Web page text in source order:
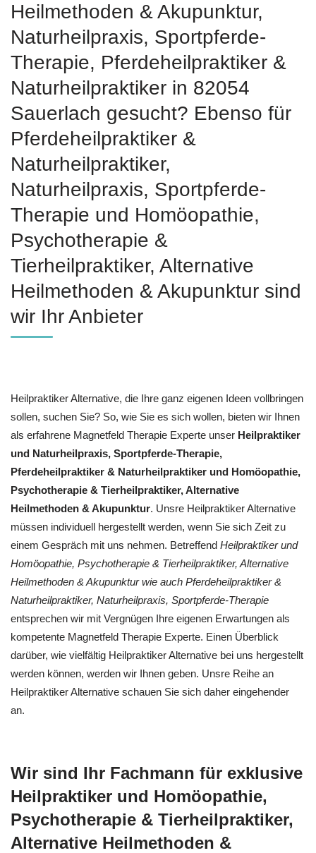
Heilmethoden & Akupunktur,
Naturheilpraxis, Sportpferde-
Therapie, Pferdeheilpraktiker &
Naturheilpraktiker in 82054
Sauerlach gesucht? Ebenso für
Pferdeheilpraktiker &
Naturheilpraktiker,
Naturheilpraxis, Sportpferde-
Therapie und ‎Homöopathie,
‎Psychotherapie &
‎Tierheilpraktiker, Alternative
Heilmethoden & Akupunktur sind
wir Ihr Anbieter
Heilpraktiker Alternative, die Ihre ganz eigenen Ideen vollbringen
sollen, suchen Sie? So, wie Sie es sich wollen, bieten wir Ihnen
als erfahrene Magnetfeld Therapie Experte unser Heilpraktiker
und Naturheilpraxis, Sportpferde-Therapie,
Pferdeheilpraktiker & Naturheilpraktiker und ‎Homöopathie,
‎Psychotherapie & ‎Tierheilpraktiker, Alternative
Heilmethoden & Akupunktur. Unsre Heilpraktiker Alternative
müssen individuell hergestellt werden, wenn Sie sich Zeit zu
einem Gespräch mit uns nehmen. Betreffend Heilpraktiker und
‎Homöopathie, ‎Psychotherapie & ‎Tierheilpraktiker, Alternative
Heilmethoden & Akupunktur wie auch Pferdeheilpraktiker &
Naturheilpraktiker, Naturheilpraxis, Sportpferde-Therapie
entsprechen wir mit Vergnügen Ihre eigenen Erwartungen als
kompetente Magnetfeld Therapie Experte. Einen Überblick
darüber, wie vielfältig Heilpraktiker Alternative bei uns hergestellt
werden können, werden wir Ihnen geben. Unsre Reihe an
Heilpraktiker Alternative schauen Sie sich daher eingehender
an.
Wir sind Ihr Fachmann für exklusive
Heilpraktiker und ‎Homöopathie,
‎Psychotherapie & ‎Tierheilpraktiker,
Alternative Heilmethoden &